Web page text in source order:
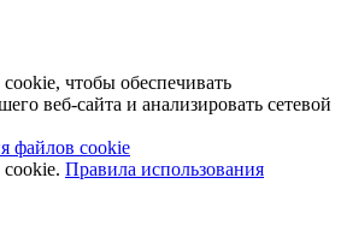
чтобы обеспечивать
веб-сайта и анализировать сетевой
файлов cookie
Правила использования